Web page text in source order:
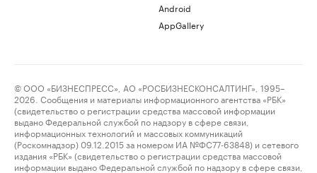
Android
AppGallery
© ООО «БИЗНЕСПРЕСС», АО «РОСБИЗНЕСКОНСАЛТИНГ», 1995–
2026. Сообщения и материалы информационного агентства «РБК»
(свидетельство о регистрации средства массовой информации
выдано Федеральной службой по надзору в сфере связи,
информационных технологий и массовых коммуникаций
(Роскомнадзор) 09.12.2015 за номером ИА №ФС77-63848) и сетевого
издания «РБК» (свидетельство о регистрации средства массовой
информации выдано Федеральной службой по надзору в сфере связи,